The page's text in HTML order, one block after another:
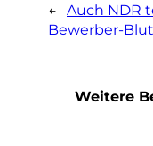
← Auch NDR
Bewerber-Blut
Weitere